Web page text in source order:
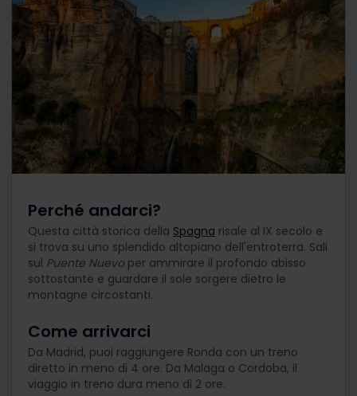
Perché andarci?
Questa città storica della Spagna risale al IX secolo e
si trova su uno splendido altopiano dell'entroterra. Sali
sul Puente Nuevo per ammirare il profondo abisso
sottostante e guardare il sole sorgere dietro le
montagne circostanti.
Come arrivarci
Da Madrid, puoi raggiungere Ronda con un treno
diretto in meno di 4 ore. Da Malaga o Cordoba, il
viaggio in treno dura meno di 2 ore.